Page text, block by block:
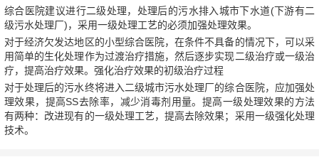
综合医院建议进行二级处理，处理后的污水排入城市下水道(下游有二
级污水处理厂)，采用一级处理工艺的必须加强处理效果。
对于经济欠发达地区的小型综合医院，在条件不具备的情况下，可以采
用简单的生化处理作为过渡治疗措施，然后逐步实现二级治疗或一级治
疗，提高治疗效果。强化治疗效果的初级治疗过程
对于处理后的污水终将进入二级城市污水处理厂的综合医院，应加强处
理效果，提高SS去除率，减少消毒剂用量。提高一级处理效果的方法
有两种：改进现有的一级处理工艺，提高去除效果；采用一级强化处理
技术。